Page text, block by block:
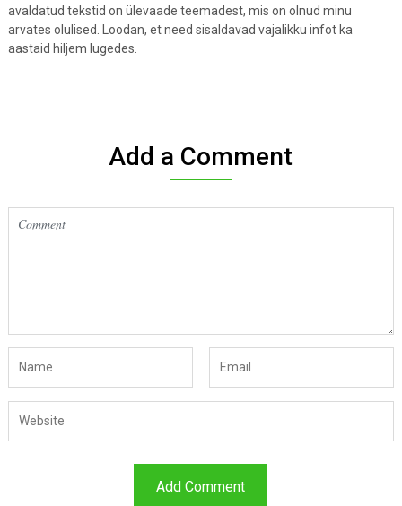
avaldatud tekstid on ülevaade teemadest, mis on olnud minu
arvates olulised. Loodan, et need sisaldavad vajalikku infot ka
aastaid hiljem lugedes.
Add a Comment